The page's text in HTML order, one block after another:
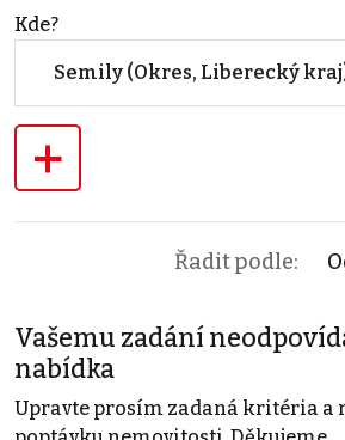
Kde?
Semily (Okres, Liberecký
+
Řadit podle:
Vašemu zadání
nabídka
Upravte prosím zadaná kritéria a